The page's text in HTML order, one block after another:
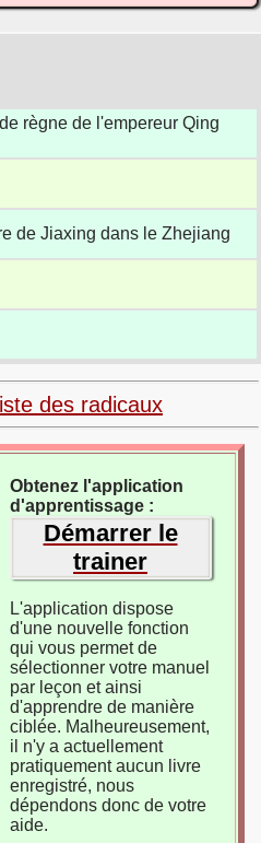
règne de l'empereur Qing
de Jiaxing dans le Zhejiang
des radicaux
Obtenez l'application
d'apprentissage :
Démarrer le
trainer
L'application dispose
d'une nouvelle fonction
qui vous permet de
sélectionner votre manuel
par leçon et ainsi
d'apprendre de manière
ciblée. Malheureusement,
il n'y a actuellement
pratiquement aucun livre
enregistré, nous
dépendons donc de votre
aide.